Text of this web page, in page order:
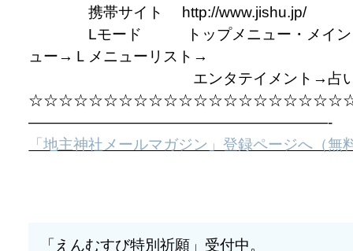
携帯サイト http://www.jishu.jp/
Lモード トップメニュー・メイン
ュー→Ｌメニューリスト→
エンタテイメント→占
————————————————————-
「地主神社メールマガジン」登録ページへ（無
「えんむすび特別祈願」受付中。